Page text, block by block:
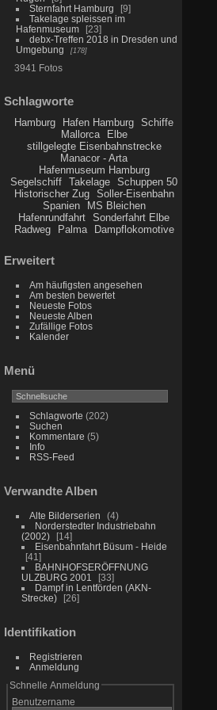
Sternfahrt Hamburg
9
Takelage spleissen im
Hafenmuseum
23
debx-Treffen 2018 in Dresden und
Umgebung
178
3941 Fotos
Schlagworte
Hamburg Hafen Hamburg
Schiffe
Mallorca
Elbe
stillgelegte Eisenbahnstrecke
Manacor - Arta
Hafenmuseum Hamburg
Segelschiff
Takelage
Schuppen 50
Historischer Zug
Soller-Eisenbahn
Spanien
MS Bleichen
Hafenrundfahrt
Sonderfahrt Elbe
Radweg
Palma Dampflokomotive
Erweitert
Am häufigsten angesehen
Am besten bewertet
Neueste Fotos
Neueste Alben
Zufällige Fotos
Kalender
Menü
Schlagworte (202)
Suchen
Kommentare (5)
Info
RSS-Feed
Verwandte Alben
Alte Bilderserien
4
Norderstedter Industriebahn
(2002)
14
Eisenbahnfahrt Büsum - Heide
41
BAHNHOFSERÖFFNUNG
ULZBURG 2001
33
Dampf in Lentförden (AKN-
Strecke)
26
Identifikation
Registrieren
Anmeldung
Schnelle Anmeldung
Benutzername